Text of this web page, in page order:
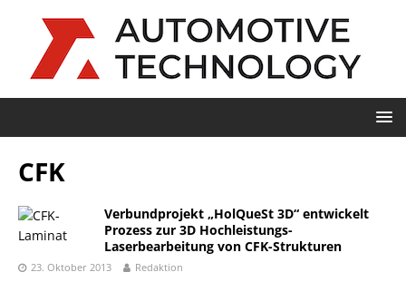
CFK
Verbundprojekt „HolQueSt 3D“ entwickelt
Prozess zur 3D Hochleistungs-
Laserbearbeitung von CFK-Strukturen
23. Oktober 2013 Redaktion